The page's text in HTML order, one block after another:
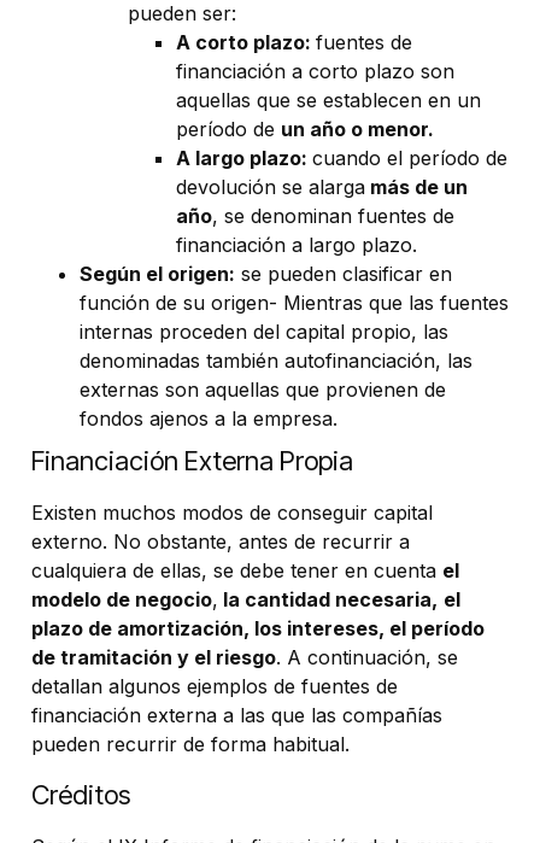
pueden ser:
A corto plazo: fuentes de
financiación a corto plazo son
aquellas que se establecen en un
período de un año o menor.
A largo plazo: cuando el período de
devolución se alarga más de un
año, se denominan fuentes de
financiación a largo plazo.
Según el origen: se pueden clasificar en
función de su origen- Mientras que las fuentes
internas proceden del capital propio, las
denominadas también autofinanciación, las
externas son aquellas que provienen de
fondos ajenos a la empresa.
Financiación Externa Propia
Existen muchos modos de conseguir capital
externo. No obstante, antes de recurrir a
cualquiera de ellas, se debe tener en cuenta el
modelo de negocio, la cantidad necesaria, el
plazo de amortización, los intereses, el período
de tramitación y el riesgo. A continuación, se
detallan algunos ejemplos de fuentes de
financiación externa a las que las compañías
pueden recurrir de forma habitual.
Créditos